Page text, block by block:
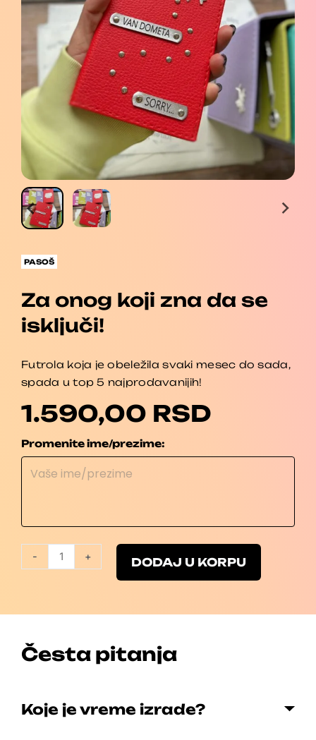
PASOŠ
Za onog koji zna da se
isključi!
Futrola koja je obeležila svaki mesec do sada,
spada u top 5 najprodavanijih!
1.590,00 RSD
Promenite ime/prezime:
-
Za
onog
koji
se
količina
+ DODAJ U KORPU
Česta pitanja
Koje je vreme izrade?